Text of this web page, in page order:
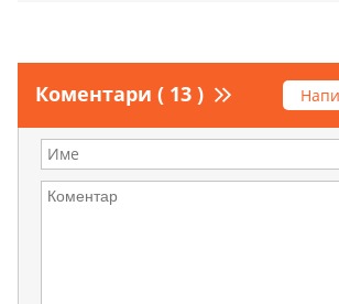
Коментари ( 13 )